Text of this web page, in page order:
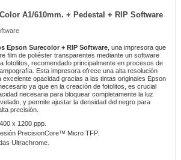
A1/610mm. + Pedestal + RIP Software
Epson Surecolor + RIP Software , una impresora que
film de poliéster transparentes mediante un software
fotolitos, recomendado principalmente en procesos de
Esta impresora ofrece una alta resolución
excelente opacidad gracias a las tintas originales Epson
ya que en la creación de fotolitos, es crucial
necesaria para bloquear completamente la luz
y permite ajustar la densidad del negro para
precisión.
x 1200 ppp.
PrecisionCore™ Micro TFP.
Ultrachrome.